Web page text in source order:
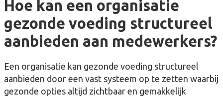
Hoe kan een organisatie
gezonde voeding structureel
aanbieden aan medewerkers?
Een organisatie kan gezonde voeding structureel
aanbieden door een vast systeem op te zetten waarbij
gezonde opties altijd zichtbaar en gemakkelijk